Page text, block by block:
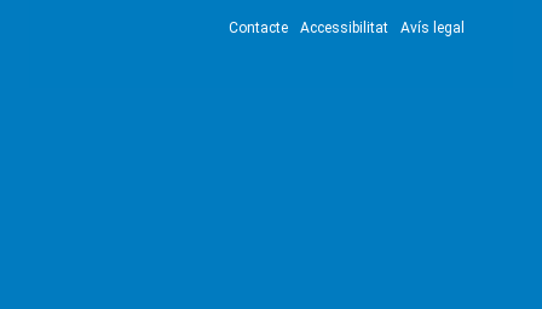
Contacte Accessibilitat Avís legal